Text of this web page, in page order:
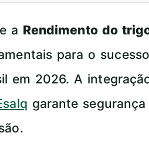
a Rendimento do
para o
em 2026. A
garante